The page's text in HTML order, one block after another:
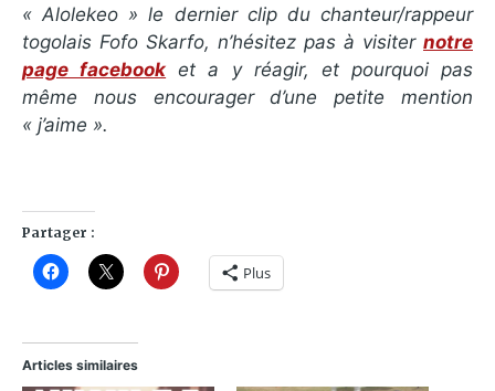
« Alolekeo » le dernier clip du chanteur/rappeur
togolais Fofo Skarfo, n’hésitez pas à visiter notre
page facebook et a y réagir, et pourquoi pas
même nous encourager d’une petite mention
« j’aime ».
Partager :
Plus
Articles similaires